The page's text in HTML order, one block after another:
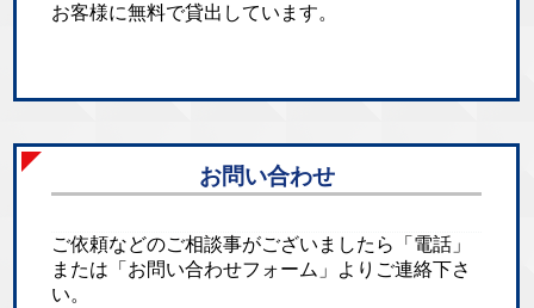
お客様に無料で貸出しています。
お問い合わせ
ご依頼などのご相談事がございましたら「電話」
または「お問い合わせフォーム」よりご連絡下さ
い。